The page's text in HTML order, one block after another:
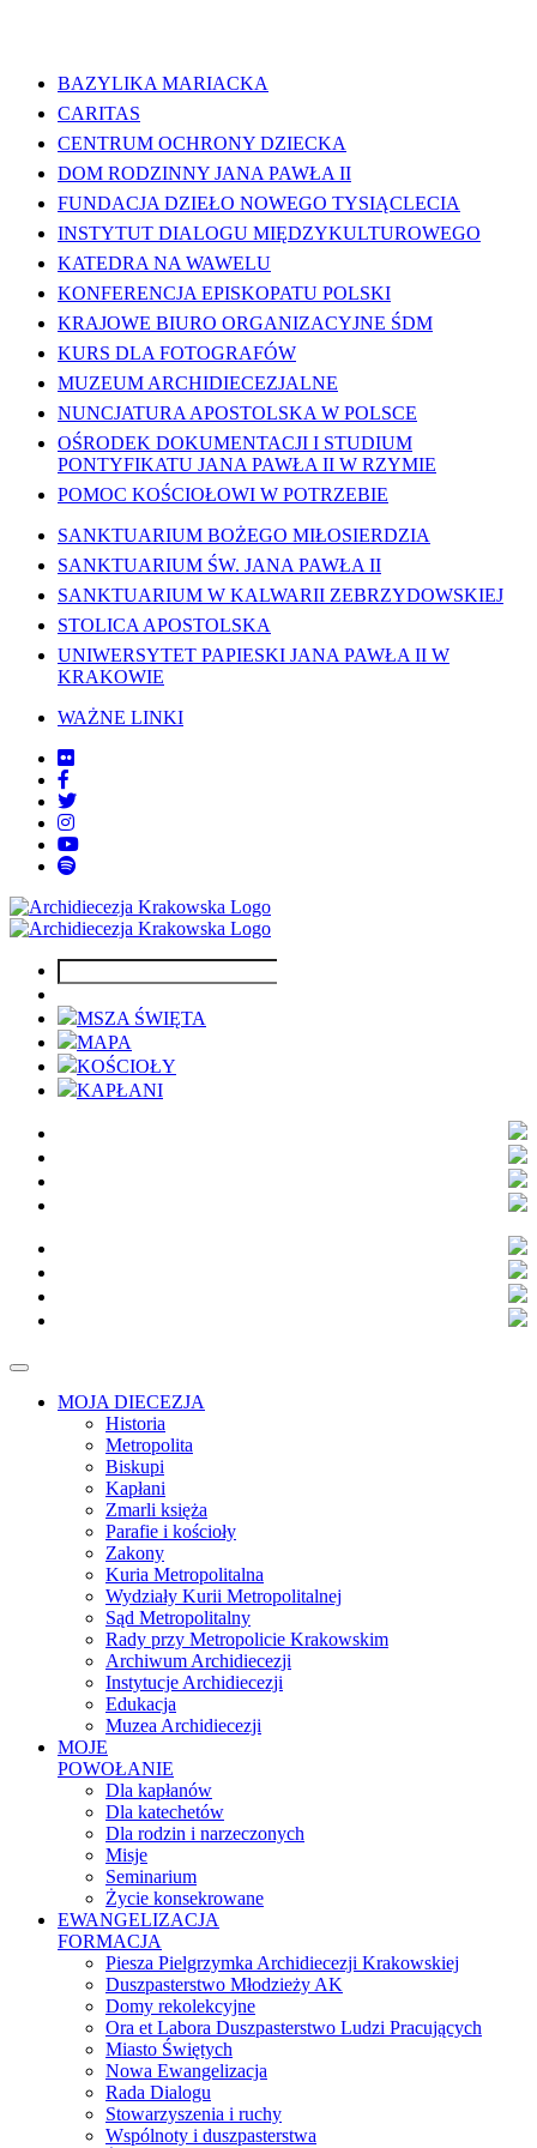
BAZYLIKA MARIACKA
CARITAS
CENTRUM OCHRONY DZIECKA
DOM RODZINNY JANA PAWŁA II
FUNDACJA DZIEŁO NOWEGO TYSIĄCLECIA
INSTYTUT DIALOGU MIĘDZYKULTUROWEGO
KATEDRA NA WAWELU
KONFERENCJA EPISKOPATU POLSKI
KRAJOWE BIURO ORGANIZACYJNE ŚDM
KURS DLA FOTOGRAFÓW
MUZEUM ARCHIDIECEZJALNE
NUNCJATURA APOSTOLSKA W POLSCE
OŚRODEK DOKUMENTACJI I STUDIUM
PONTYFIKATU JANA PAWŁA II W RZYMIE
POMOC KOŚCIOŁOWI W POTRZEBIE
SANKTUARIUM BOŻEGO MIŁOSIERDZIA
SANKTUARIUM ŚW. JANA PAWŁA II
SANKTUARIUM W KALWARII ZEBRZYDOWSKIEJ
STOLICA APOSTOLSKA
UNIWERSYTET PAPIESKI JANA PAWŁA II W
KRAKOWIE
WAŻNE LINKI
MSZA ŚWIĘTA
MAPA
KOŚCIOŁY
KAPŁANI
MOJA DIECEZJA
Historia
Metropolita
Biskupi
Kapłani
Zmarli księża
Parafie i kościoły
Zakony
Kuria Metropolitalna
Wydziały Kurii Metropolitalnej
Sąd Metropolitalny
Rady przy Metropolicie Krakowskim
Archiwum Archidiecezji
Instytucje Archidiecezji
Edukacja
Muzea Archidiecezji
MOJE
POWOŁANIE
Dla kapłanów
Dla katechetów
Dla rodzin i narzeczonych
Misje
Seminarium
Życie konsekrowane
EWANGELIZACJA
FORMACJA
Piesza Pielgrzymka Archidiecezji Krakowskiej
Duszpasterstwo Młodzieży AK
Domy rekolekcyjne
Ora et Labora Duszpasterstwo Ludzi Pracujących
Miasto Świętych
Nowa Ewangelizacja
Rada Dialogu
Stowarzyszenia i ruchy
Wspólnoty i duszpasterstwa